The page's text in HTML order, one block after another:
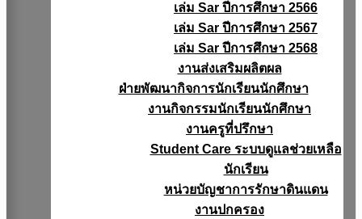
เล่ม Sar ปีการศึกษา 2566
เล่ม Sar ปีการศึกษา 2567
เล่ม Sar ปีการศึกษา 2568
งานส่งเสริมผลิตผล
ฝ่ายพัฒนากิจการนักเรียนนักศึกษา
งานกิจกรรมนักเรียนนักศึกษา
งานครูที่ปรึกษา
Student Care ระบบดูแลช่วยเหลือ
นักเรียน
หน่วยบัญชาการรักษาดินแดน
งานปกครอง